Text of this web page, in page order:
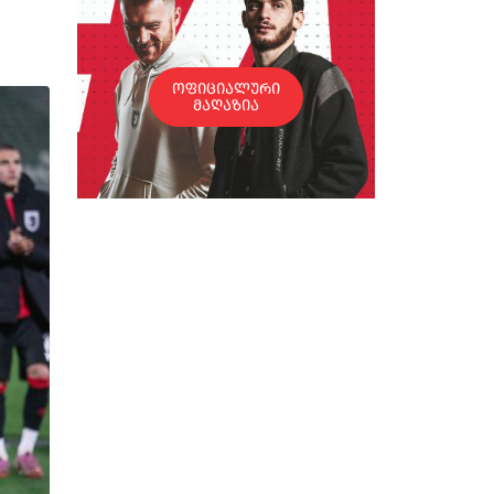
ოფიციალური
მაღაზია